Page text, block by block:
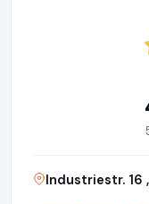
Industriestr. 16